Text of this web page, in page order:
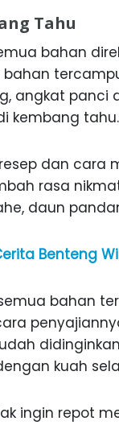
Tahu
bahan
angkat panci
kembang tahu.
dan cara
rasa
daun
Benteng
bahan
kuah
ingin repot